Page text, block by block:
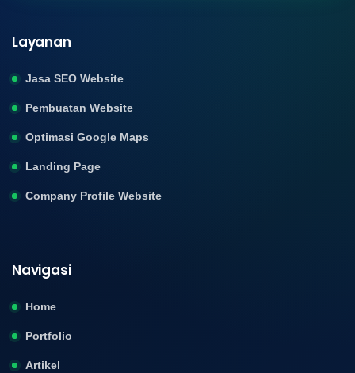
Layanan
Jasa SEO Website
Pembuatan Website
Optimasi Google Maps
Landing Page
Company Profile Website
Navigasi
Home
Portfolio
Artikel